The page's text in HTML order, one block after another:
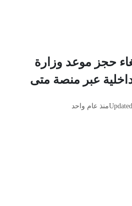
حجز موعد وزارة
عبر منصة متى
منذ عام واحد